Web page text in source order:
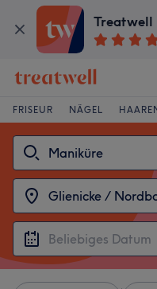
Treatwell
FRISEUR NÄGEL